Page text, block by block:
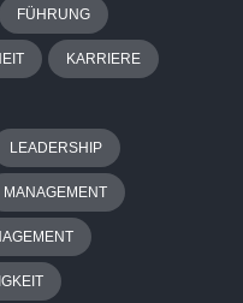
FÜHRUNG
KARRIERE
LEADERSHIP
MANAGEMENT